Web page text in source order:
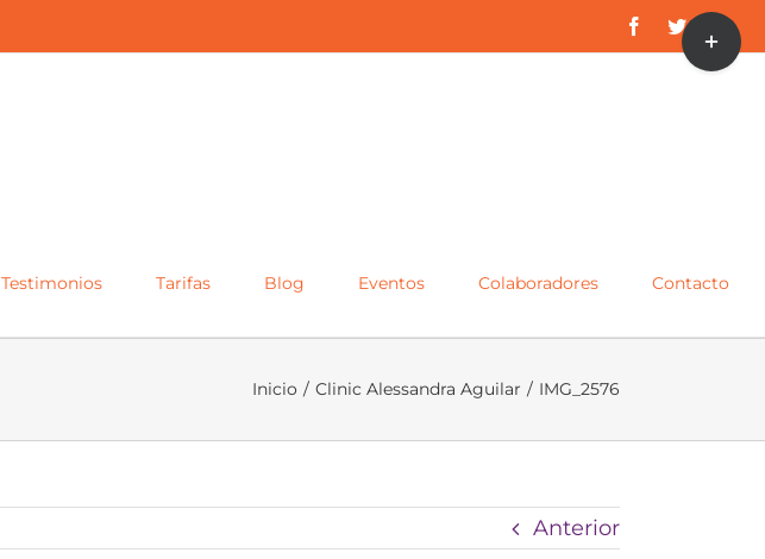
FacebookTwitter
Testimonios Tarifas Blog Eventos Colaboradores Contacto
Inicio / Clinic Alessandra Aguilar / IMG_2576
Anterior
Toggle
Sliding